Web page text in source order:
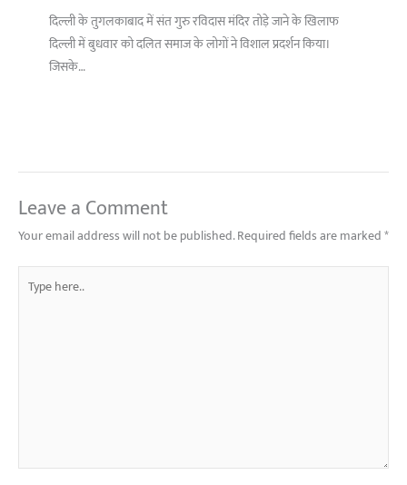
दिल्ली के तुगलकाबाद में संत गुरु रविदास मंदिर तोड़े जाने के खिलाफ
दिल्ली में बुधवार को दलित समाज के लोगों ने विशाल प्रदर्शन किया।
जिसके…
Leave a Comment
Your email address will not be published.Required fields are marked*
here..